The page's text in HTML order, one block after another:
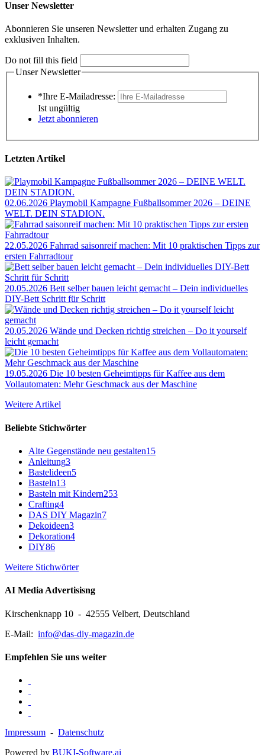
Unser Newsletter
Abonnieren Sie unseren Newsletter und erhalten Zugang zu
exklusiven Inhalten.
Do not fill this field
Unser Newsletter
*Ihre E-Mailadresse:
Ist ungültig
Jetzt abonnieren
Letzten Artikel
02.06.2026 Playmobil Kampagne Fußballsommer 2026 – DEINE
WELT. DEIN STADION.
22.05.2026 Fahrrad saisonreif machen: Mit 10 praktischen Tipps zur
ersten Fahrradtour
20.05.2026 Bett selber bauen leicht gemacht – Dein individuelles
DIY-Bett Schritt für Schritt
20.05.2026 Wände und Decken richtig streichen – Do it yourself
leicht gemacht
19.05.2026 Die 10 besten Geheimtipps für Kaffee aus dem
Vollautomaten: Mehr Geschmack aus der Maschine
Weitere Artikel
Beliebte Stichwörter
Alte Gegenstände neu gestalten15
Anleitung3
Bastelideen5
Basteln13
Basteln mit Kindern253
Crafting4
DAS DIY Magazin7
Dekoideen3
Dekoration4
DIY86
Weitere Stichwörter
AI Media Advertisisng
Kirschenknapp 10 - 42555 Velbert, Deutschland
E-Mail: info@das-diy-magazin.de
Empfehlen Sie uns weiter
Impressum - Datenschutz
Powered by BUKI-Software.ai